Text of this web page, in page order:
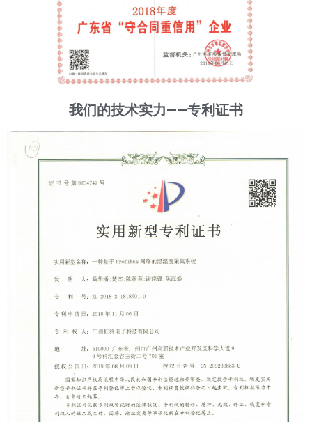
我们的技术实力——专利证书